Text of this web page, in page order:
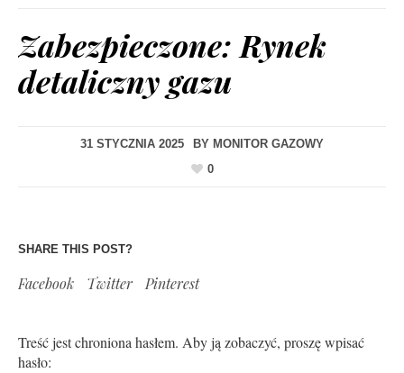
Zabezpieczone: Rynek
detaliczny gazu
31 STYCZNIA 2025 BY MONITOR GAZOWY
0
SHARE THIS POST?
Facebook Twitter Pinterest
Treść jest chroniona hasłem. Aby ją zobaczyć, proszę wpisać
hasło: